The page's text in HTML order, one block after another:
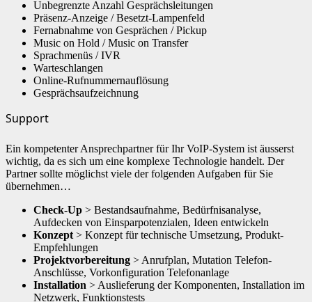
Unbegrenzte Anzahl Gesprächsleitungen
Präsenz-Anzeige / Besetzt-Lampenfeld
Fernabnahme von Gesprächen / Pickup
Music on Hold / Music on Transfer
Sprachmenüs / IVR
Warteschlangen
Online-Rufnummernauflösung
Gesprächsaufzeichnung
Support
Ein kompetenter Ansprechpartner für Ihr VoIP-System ist äusserst
wichtig, da es sich um eine komplexe Technologie handelt. Der
Partner sollte möglichst viele der folgenden Aufgaben für Sie
übernehmen…
Check-Up > Bestandsaufnahme, Bedürfnisanalyse,
Aufdecken von Einsparpotenzialen, Ideen entwickeln
Konzept > Konzept für technische Umsetzung, Produkt-
Empfehlungen
Projektvorbereitung > Anrufplan, Mutation Telefon-
Anschlüsse, Vorkonfiguration Telefonanlage
Installation > Auslieferung der Komponenten, Installation im
Netzwerk, Funktionstests